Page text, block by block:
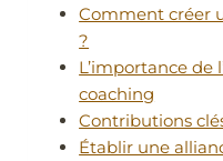
Comment créer
?
L’importance de
coaching
Contributions
Établir une